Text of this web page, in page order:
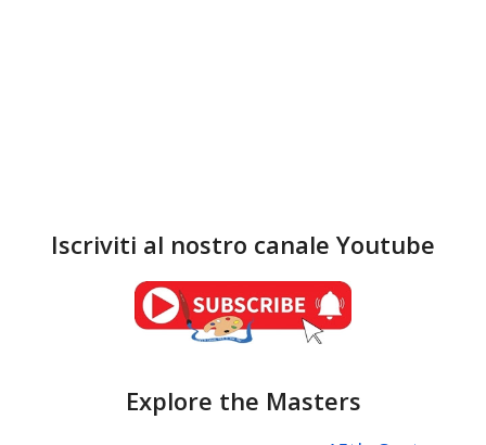
Iscriviti al nostro canale Youtube
Explore the Masters